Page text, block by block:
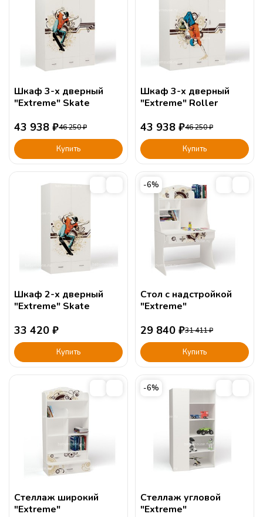
Шкаф 3-х дверный
"Extreme" Skate
43 938 ₽46 250₽
Купить
Шкаф 3-х дверный
"Extreme" Roller
43 938 ₽46 250₽
Купить
Шкаф 2-х дверный
"Extreme" Skate
33 420 ₽
Купить
-6%
Стол c надстройкой
"Extreme"
29 840 ₽31 411₽
Купить
Стеллаж широкий
"Extreme"
-6%
Стеллаж угловой
"Extreme"